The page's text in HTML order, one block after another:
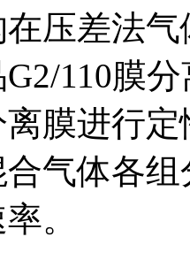
压差法
110膜
膜进行
气体各
。